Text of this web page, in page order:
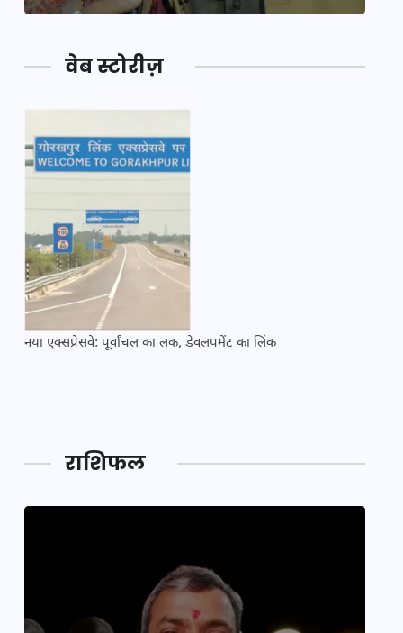
वेब स्टोरीज़
नया एक्सप्रेसवे: पूर्वांचल का लक, डेवलपमेंट का लिंक
राशिफल